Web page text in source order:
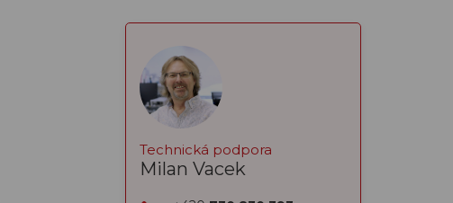
Technická podpora
Milan Vacek